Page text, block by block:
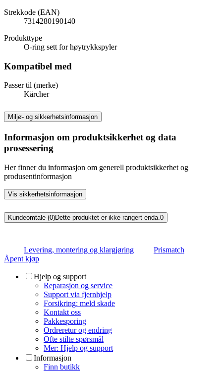
Strekkode (EAN)
7314280190140
Produkttype
O-ring sett for høytrykkspyler
Kompatibel med
Passer til (merke)
Kärcher
Miljø- og sikkerhetsinformasjon
Informasjon om produktsikkerhet og data
prosessering
Her finner du informasjon om generell produktsikkerhet og
produsentinformasjon
Vis sikkerhetsinformasjon
Kundeomtale (0)Dette produktet er ikke rangert enda. 0
Levering, montering og klargjøring
Prismatch
Åpent kjøp
Hjelp og support
Reparasjon og service
Support via fjernhjelp
Forsikring: meld skade
Kontakt oss
Pakkesporing
Ordreretur og endring
Ofte stilte spørsmål
Mer: Hjelp og support
Informasjon
Finn butikk